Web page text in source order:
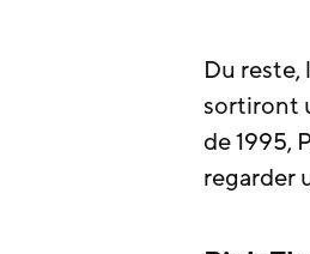
Du
sortiront
de 1995,
regarder